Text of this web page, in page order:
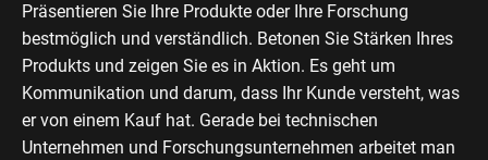
Präsentieren Sie Ihre Produkte oder Ihre Forschung
bestmöglich und verständlich. Betonen Sie Stärken Ihres
Produkts und zeigen Sie es in Aktion. Es geht um
Kommunikation und darum, dass Ihr Kunde versteht, was
er von einem Kauf hat. Gerade bei technischen
Unternehmen und Forschungsunternehmen arbeitet man